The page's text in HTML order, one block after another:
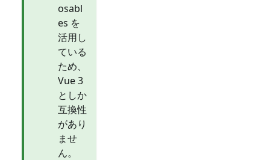
osabl
es を
活用し
ている
ため、
Vue 3
としか
互換性
があり
ませ
ん。